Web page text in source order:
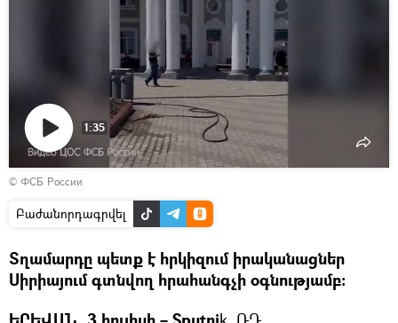
Դիտել
տեսանյութը
1:35
© ФСБ России
Բաժանորդագրվել
Տղամարդը պետք է հրկիզում իրականացներ
Սիրիայում գտնվող հրահանգչի օգնությամբ։